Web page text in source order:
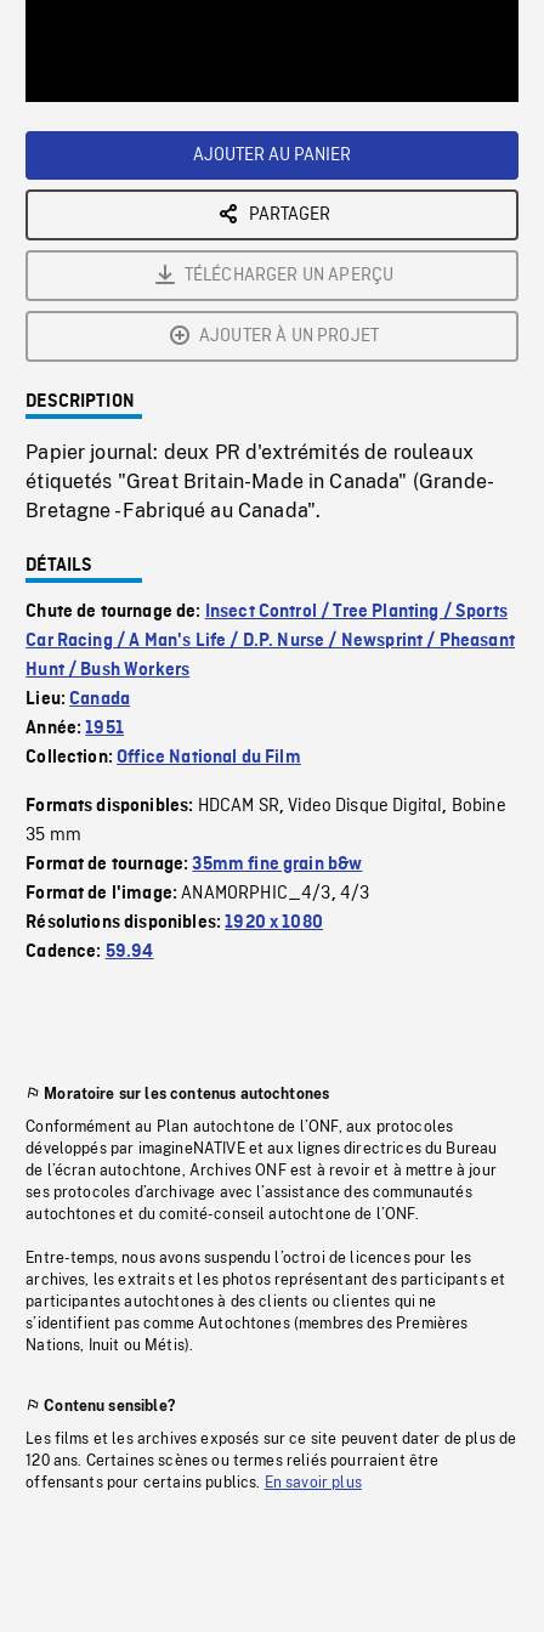
AJOUTER AU PANIER
PARTAGER
TÉLÉCHARGER UN APERÇU
AJOUTER À UN PROJET
DESCRIPTION
Papier journal: deux PR d'extrémités de rouleaux
étiquetés "Great Britain-Made in Canada" (Grande-
Bretagne - Fabriqué au Canada".
DÉTAILS
Chute de tournage de:
Insect Control / Tree Planting / Sports
Car Racing / A Man's Life / D.P. Nurse / Newsprint / Pheasant
Hunt / Bush Workers
Lieu:Canada
Année:1951
Collection:Office National du Film
Formats disponibles: HDCAM SR,Video Disque Digital, Bobine
35 mm
Format de tournage:35mm fine grain b&w
Format de l'image:ANAMORPHIC_4/3, 4/3
Résolutions disponibles:1920 x 1080
Cadence: 59.94
Moratoire sur les contenus autochtones
Conformément au Plan autochtone de l’ONF, aux protocoles
développés par imagineNATIVE et aux lignes directrices du Bureau
de l’écran autochtone, Archives ONF est à revoir et à mettre à jour
ses protocoles d’archivage avec l’assistance des communautés
autochtones et du comité-conseil autochtone de l’ONF.
Entre-temps, nous avons suspendu l’octroi de licences pour les
archives, les extraits et les photos représentant des participants et
participantes autochtones à des clients ou clientes qui ne
s’identifient pas comme Autochtones (membres des Premières
Nations, Inuit ou Métis).
Contenu sensible?
Les films et les archives exposés sur ce site peuvent dater de plus de
120 ans. Certaines scènes ou termes reliés pourraient être
offensants pour certains publics. En savoir plus